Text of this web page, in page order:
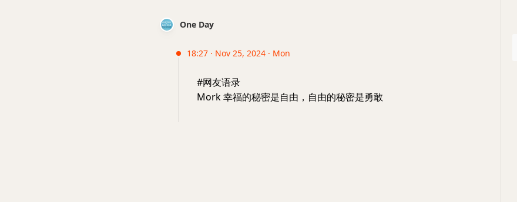
One Day
18:27 · Nov 25, 2024 · Mon
#网友语录
Mork 幸福的秘密是自由，自由的秘密是勇敢